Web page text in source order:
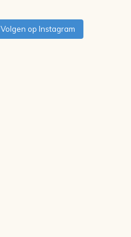
Volgen op Instagram